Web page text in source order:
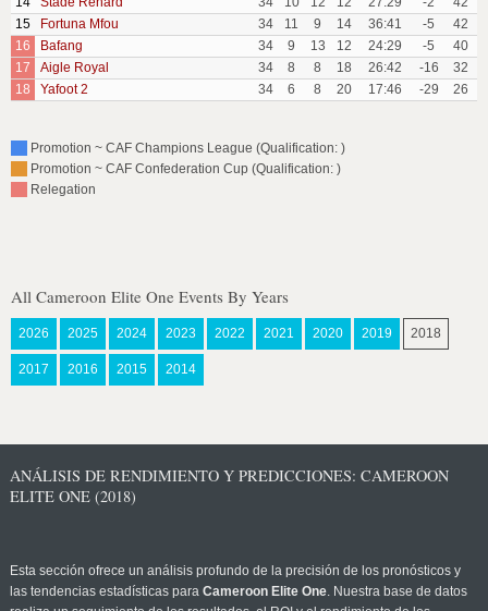
15
Fortuna Mfou 34 11 9 14 36:41 -5
42
16
Bafang 34 9 13 12 24:29 -5
40
17
Aigle Royal 34 8 8 18 26:42 -16
32
18
Yafoot 2 34 6 8 20 17:46 -29 26
Promotion ~ CAF Champions League (Qualification: )
Promotion ~ CAF Confederation Cup (Qualification: )
Relegation
All Cameroon Elite One Events By Years
2026 2025 2024 2023 2022 2021 2020 2019 2018
2017 2016 2015 2014
ANÁLISIS DE RENDIMIENTO Y PREDICCIONES: CAMEROON
ELITE ONE (2018)
Esta sección ofrece un análisis profundo de la precisión de los pronósticos y
las tendencias estadísticas para Cameroon Elite One. Nuestra base de datos